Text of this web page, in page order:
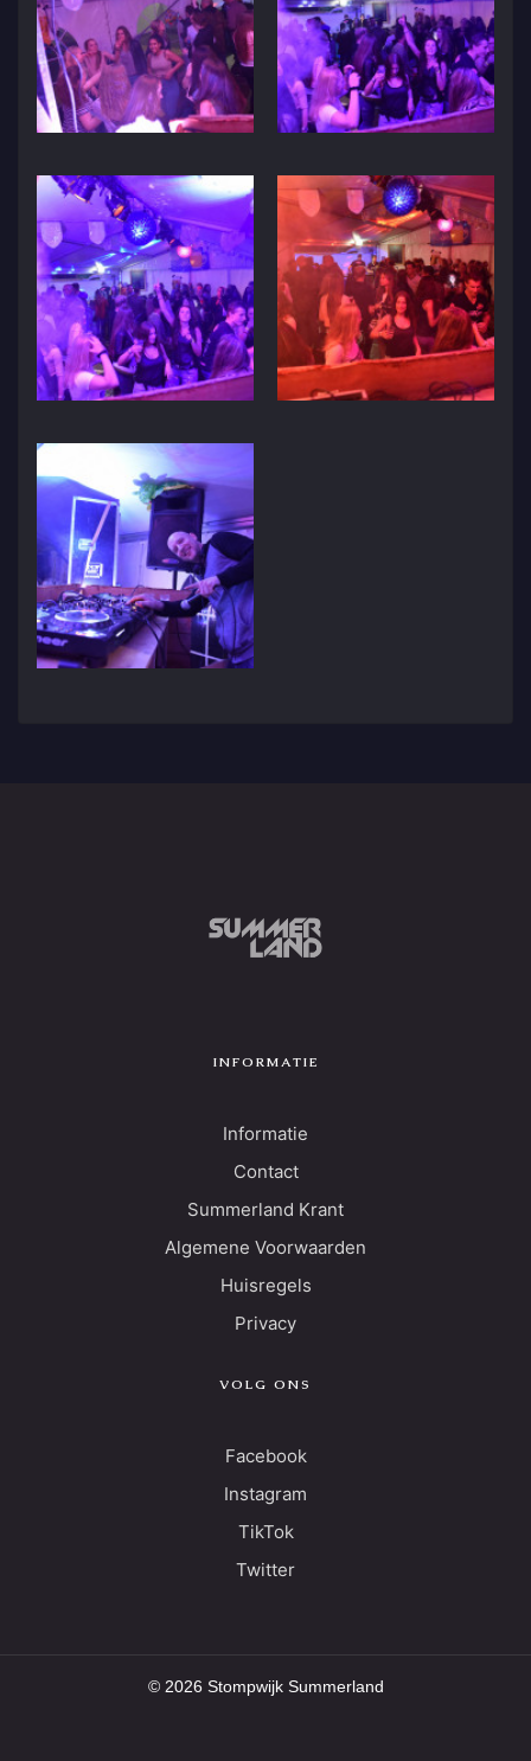
INFORMATIE
Informatie
Contact
Summerland Krant
Algemene Voorwaarden
Huisregels
Privacy
VOLG ONS
Facebook
Instagram
TikTok
Twitter
© 2026 Stompwijk Summerland